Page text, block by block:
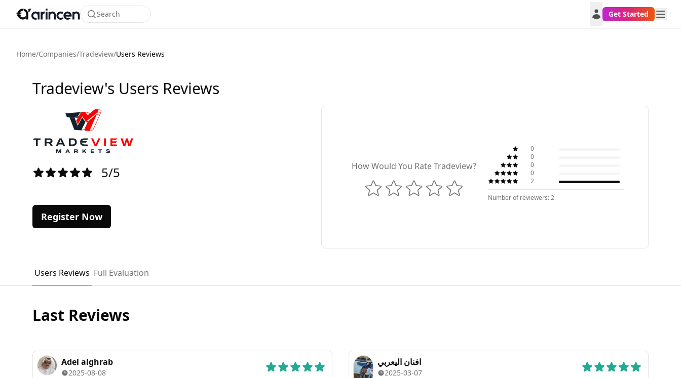
Search Get Started
Home/Companies/Tradeview/Users Reviews
Tradeview's Users Reviews
5/5
Register Now
How Would You Rate Tradeview?
0
0
0
0
2
Number of reviewers: 2
Users Reviews Full Evaluation
Last Reviews
Adel alghrab
2025-08-08
افنان اليعربي
2025-03-07